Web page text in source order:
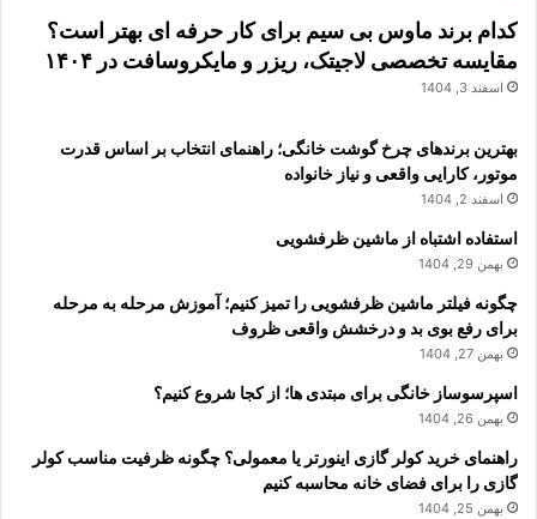
کدام برند ماوس بی سیم برای کار حرفه ای بهتر است؟
مقایسه تخصصی لاجیتک، ریزر و مایکروسافت در ۱۴۰۴
اسفند 3, 1404
بهترین برندهای چرخ گوشت خانگی؛ راهنمای انتخاب بر اساس قدرت
موتور، کارایی واقعی و نیاز خانواده
اسفند 2, 1404
استفاده اشتباه از ماشین ظرفشویی
بهمن 29, 1404
چگونه فیلتر ماشین ظرفشویی را تمیز کنیم؛ آموزش مرحله به مرحله
برای رفع بوی بد و درخشش واقعی ظروف
بهمن 27, 1404
اسپرسوساز خانگی برای مبتدی ها؛ از کجا شروع کنیم؟
بهمن 26, 1404
راهنمای خرید کولر گازی اینورتر یا معمولی؟ چگونه ظرفیت مناسب کولر
گازی را برای فضای خانه محاسبه کنیم
بهمن 25, 1404